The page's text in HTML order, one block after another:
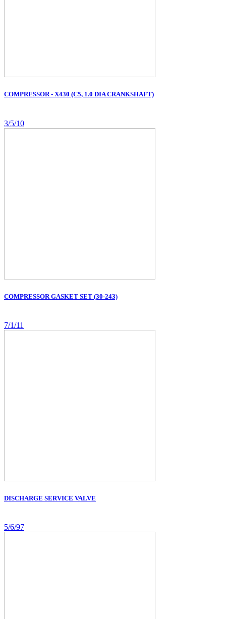
COMPRESSOR - X430 (C5, 1.0 DIA CRANKSHAFT)
3/5/10
COMPRESSOR GASKET SET (30-243)
7/1/11
DISCHARGE SERVICE VALVE
5/6/97